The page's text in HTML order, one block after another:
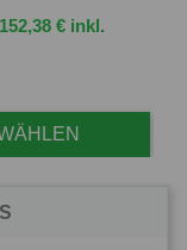
Preis
152,38 € inkl.